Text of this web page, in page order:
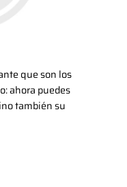
que son los
ahora puedes
también su